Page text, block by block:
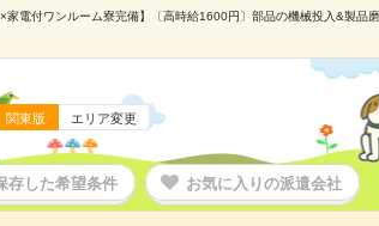
×家電付ワンルーム寮完備】〔高時給1600円〕部品の機械投入&製
関東版 エリア変更
存した希望条件 お気に入りの派遣会社